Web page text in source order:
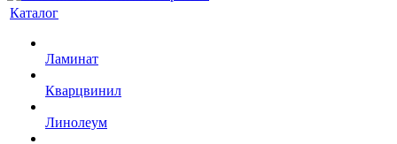
Каталог
Ламинат
Кварцвинил
Линолеум